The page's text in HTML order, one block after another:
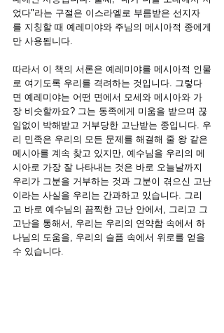
었다"라는 구절은 이스라엘로 부름받은 선지자
를 지칭할 때 예레미야와 주님의 메시아적 종에게
만 사용됩니다.
따라서 이 책의 서론은 예레미야를 메시아적 인물
로 여기도록 우리를 격려하는 것입니다. 그렇다
면 예레미야는 어떤 면에서 모세와 메시아와 가
장 비슷할까요? 그는 동족에게 미움을 받으며 끊
임없이 박해받고 거부당한 고난받는 종입니다. 우
리 민족은 우리의 모든 문제를 해결해 줄 왕 같은
메시아를 계속 찾고 있지만, 예수님을 우리의 메
시아로 가장 잘 나타내는 것은 바로 오늘날까지
우리가 그분을 거부하는 것과 그분이 겪으신 고난
이라는 사실을 우리는 간과하고 있습니다. 그리
고 바로 예수님의 끔찍한 고난 안에서, 그리고 그
고난을 통해서, 우리는 우리의 연약함 속에서 하
나님의 도움을, 우리의 슬픔 속에서 위로를 얻을
수 있습니다.